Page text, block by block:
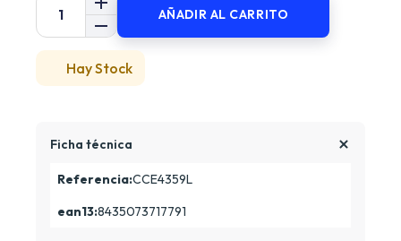
AÑADIR AL CARRITO
Hay Stock
Ficha técnica
Referencia:CCE4359L
ean13:8435073717791